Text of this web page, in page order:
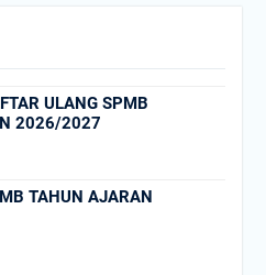
ULANG SPMB
2026/2027
TAHUN AJARAN